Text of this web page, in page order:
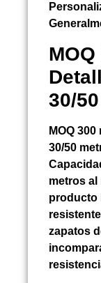
30/
MOQ
30/50
metros al
producto
zapatos